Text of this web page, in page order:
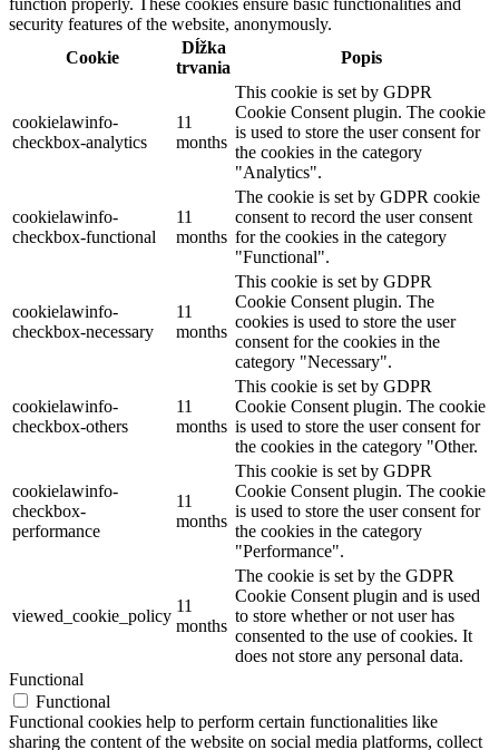
security features of the website, anonymously.
Cookie
Dĺžka
trvania
Popis
cookielawinfo-
checkbox-analytics
11
months
This cookie is set by GDPR
Cookie Consent plugin. The cookie
is used to store the user consent for
the cookies in the category
"Analytics".
cookielawinfo-
checkbox-functional
11
months
The cookie is set by GDPR cookie
consent to record the user consent
for the cookies in the category
"Functional".
cookielawinfo-
checkbox-necessary
11
months
This cookie is set by GDPR
Cookie Consent plugin. The
cookies is used to store the user
consent for the cookies in the
category "Necessary".
cookielawinfo-
checkbox-others
11
months
This cookie is set by GDPR
Cookie Consent plugin. The cookie
is used to store the user consent for
the cookies in the category "Other.
cookielawinfo-
checkbox-
performance
11
months
This cookie is set by GDPR
Cookie Consent plugin. The cookie
is used to store the user consent for
the cookies in the category
"Performance".
viewed_cookie_policy
11
months
The cookie is set by the GDPR
Cookie Consent plugin and is used
to store whether or not user has
consented to the use of cookies. It
does not store any personal data.
Functional
Functional
Functional cookies help to perform certain functionalities like
sharing the content of the website on social media platforms, collect